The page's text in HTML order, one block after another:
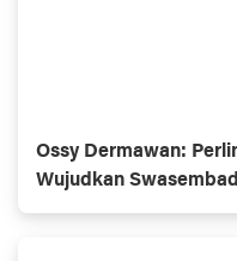
Ossy Dermawan:
Wujudkan